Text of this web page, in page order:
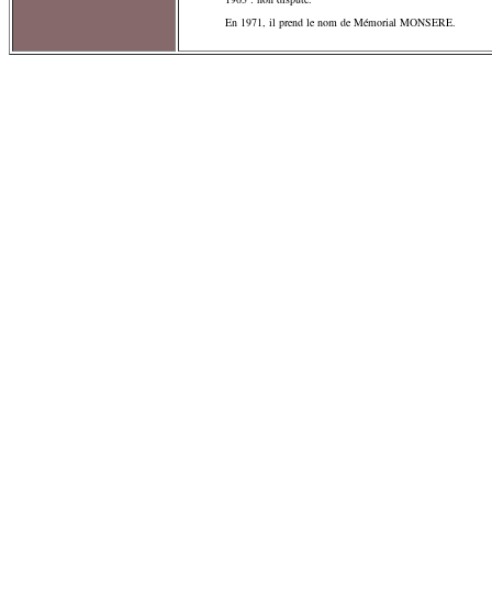
En 1971, il prend le nom de Mémorial MONSERE.